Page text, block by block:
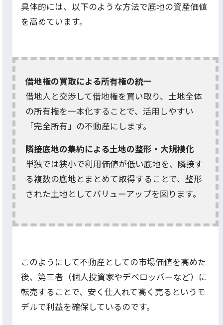
具体的には、以下のような方法で底地の資産価値
を高めています。
借地権の買取による所有権の統一
借地人と交渉して借地権を買い取り、土地全体
の所有権を一本化することで、活用しやすい
「完全所有」の不動産にします。
隣接底地の集約による土地の整形・大規模化
単独では狭小で利用価値が低い底地を、隣接す
る複数の底地とまとめて取得することで、整形
された土地としてバリューアップを図ります。
このようにして不動産としての市場価値を高めた
後、第三者（個人投資家やデベロッパーなど）に
転売することで、安く仕入れて高く売るというモ
デルで利益を確保しているのです。